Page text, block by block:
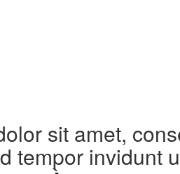
sit amet,
tempor invidunt